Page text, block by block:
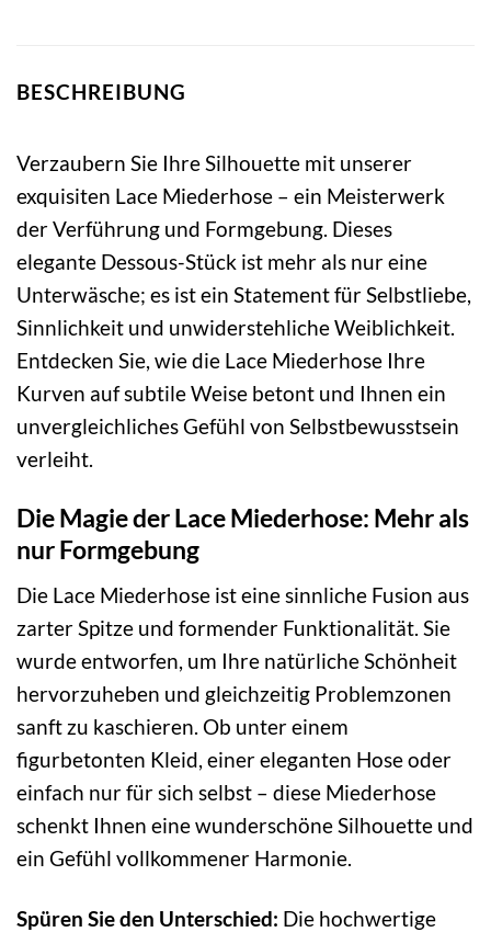
BESCHREIBUNG
Verzaubern Sie Ihre Silhouette mit unserer
exquisiten Lace Miederhose – ein Meisterwerk
der Verführung und Formgebung. Dieses
elegante Dessous-Stück ist mehr als nur eine
Unterwäsche; es ist ein Statement für Selbstliebe,
Sinnlichkeit und unwiderstehliche Weiblichkeit.
Entdecken Sie, wie die Lace Miederhose Ihre
Kurven auf subtile Weise betont und Ihnen ein
unvergleichliches Gefühl von Selbstbewusstsein
verleiht.
Die Magie der Lace Miederhose: Mehr als
nur Formgebung
Die Lace Miederhose ist eine sinnliche Fusion aus
zarter Spitze und formender Funktionalität. Sie
wurde entworfen, um Ihre natürliche Schönheit
hervorzuheben und gleichzeitig Problemzonen
sanft zu kaschieren. Ob unter einem
figurbetonten Kleid, einer eleganten Hose oder
einfach nur für sich selbst – diese Miederhose
schenkt Ihnen eine wunderschöne Silhouette und
ein Gefühl vollkommener Harmonie.
Spüren Sie den Unterschied: Die hochwertige